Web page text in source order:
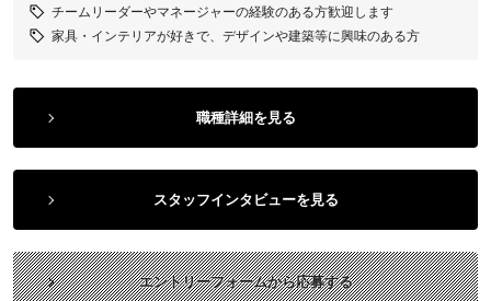
チームリーダーやマネージャーの経験のある方歓迎します
家具・インテリアが好きで、デザインや建築等に興味のある方
職種詳細を見る
スタッフインタビューを見る
エントリーフォームから応募する